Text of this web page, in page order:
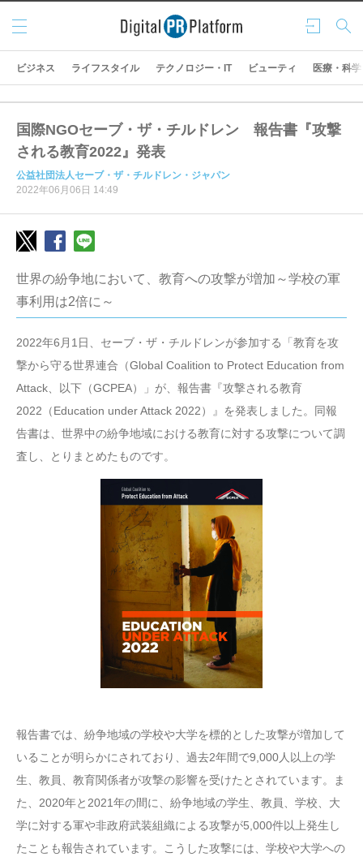
ログ
イン
検索
メニ
ュー
ビジネス ライフスタイル テクノロジー・IT ビューティ 医療・科学
国際NGOセーブ・ザ・チルドレン 報告書『攻撃
される教育2022』発表
公益社団法人セーブ・ザ・チルドレン・ジャパン
2022年06月06日 14:49
世界の紛争地において、教育への攻撃が増加～学校の軍
事利用は2倍に～
2022年6月1日、セーブ・ザ・チルドレンが参加する「教育を攻
撃から守る世界連合（Global Coalition to Protect Education from
Attack、以下（GCPEA）」が、報告書『攻撃される教育
2022（Education under Attack 2022）』を発表しました。同報
告書は、世界中の紛争地域における教育に対する攻撃について調
査し、とりまとめたものです。
報告書では、紛争地域の学校や大学を標的とした攻撃が増加して
いることが明らかにされており、過去2年間で9,000人以上の学
生、教員、教育関係者が攻撃の影響を受けたとされています。ま
た、2020年と2021年の間に、紛争地域の学生、教員、学校、大
学に対する軍や非政府武装組織による攻撃が5,000件以上発生し
たことも報告されています。こうした攻撃には、学校や大学への